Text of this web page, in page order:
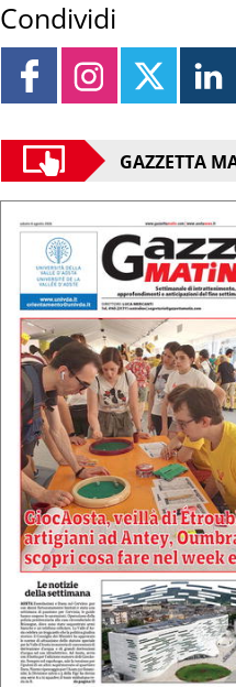
Condividi
GAZZETTA